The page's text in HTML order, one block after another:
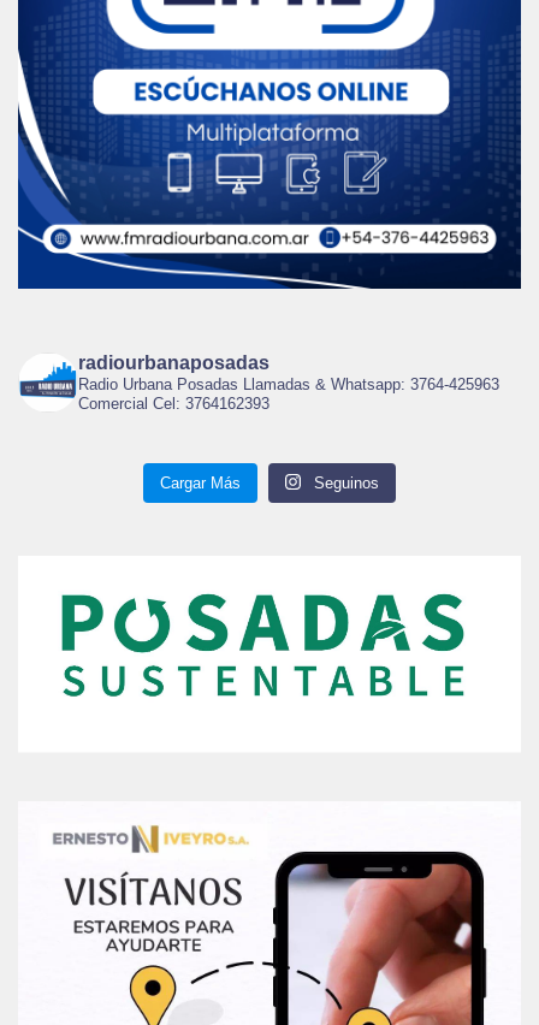
radiourbanaposadas
Radio Urbana Posadas Llamadas & Whatsapp: 3764-425963
Comercial Cel: 3764162393
Cargar Más Seguinos